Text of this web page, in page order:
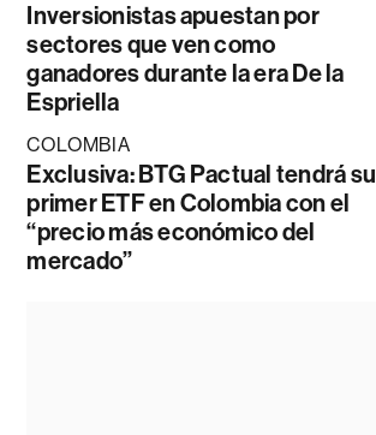
Inversionistas apuestan por
sectores que ven como
ganadores durante la era De la
Espriella
COLOMBIA
Exclusiva: BTG Pactual tendrá su
primer ETF en Colombia con el
“precio más económico del
mercado”